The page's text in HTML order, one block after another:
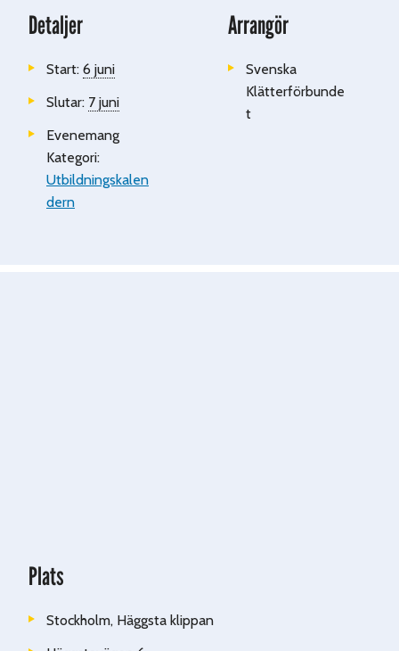
Detaljer
Start: 6 juni
Slutar: 7 juni
Evenemang
Kategori:
Utbildningskalen
dern
Arrangör
Svenska
Klätterförbunde
t
Plats
Stockholm, Häggsta klippan